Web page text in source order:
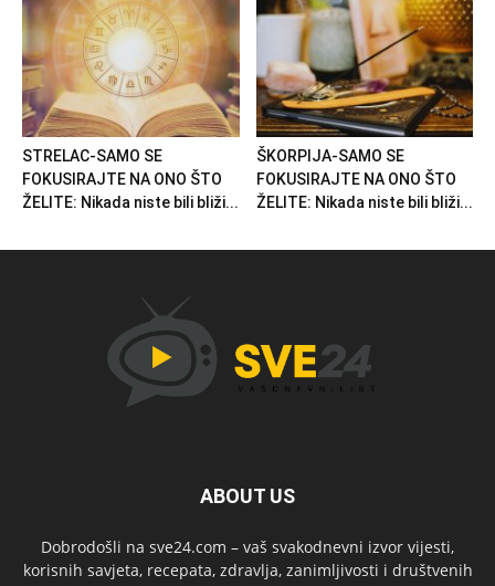
STRELAC-SAMO SE
FOKUSIRAJTE NA ONO ŠTO
ŽELITE: Nikada niste bili bliži...
ŠKORPIJA-SAMO SE
FOKUSIRAJTE NA ONO ŠTO
ŽELITE: Nikada niste bili bliži...
ABOUT US
Dobrodošli na sve24.com – vaš svakodnevni izvor vijesti,
korisnih savjeta, recepata, zdravlja, zanimljivosti i društvenih